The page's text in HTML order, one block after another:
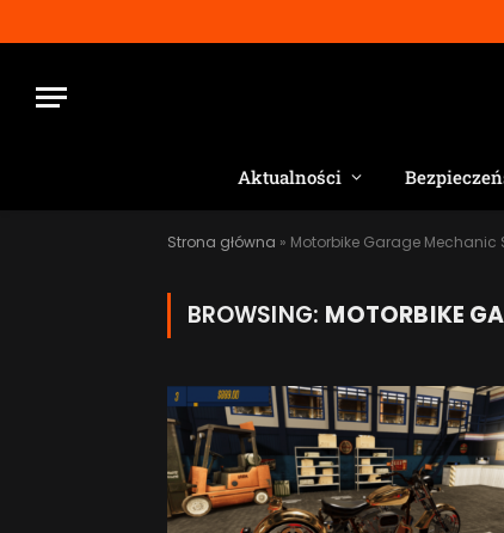
Aktualności
Strona główna » Motorbike Garage Mechanic
BROWSING: MOTORBIKE